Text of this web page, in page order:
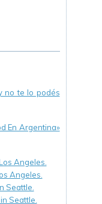
no te lo podés
En Argentina»
Angeles.
Angeles.
Seattle.
Seattle.